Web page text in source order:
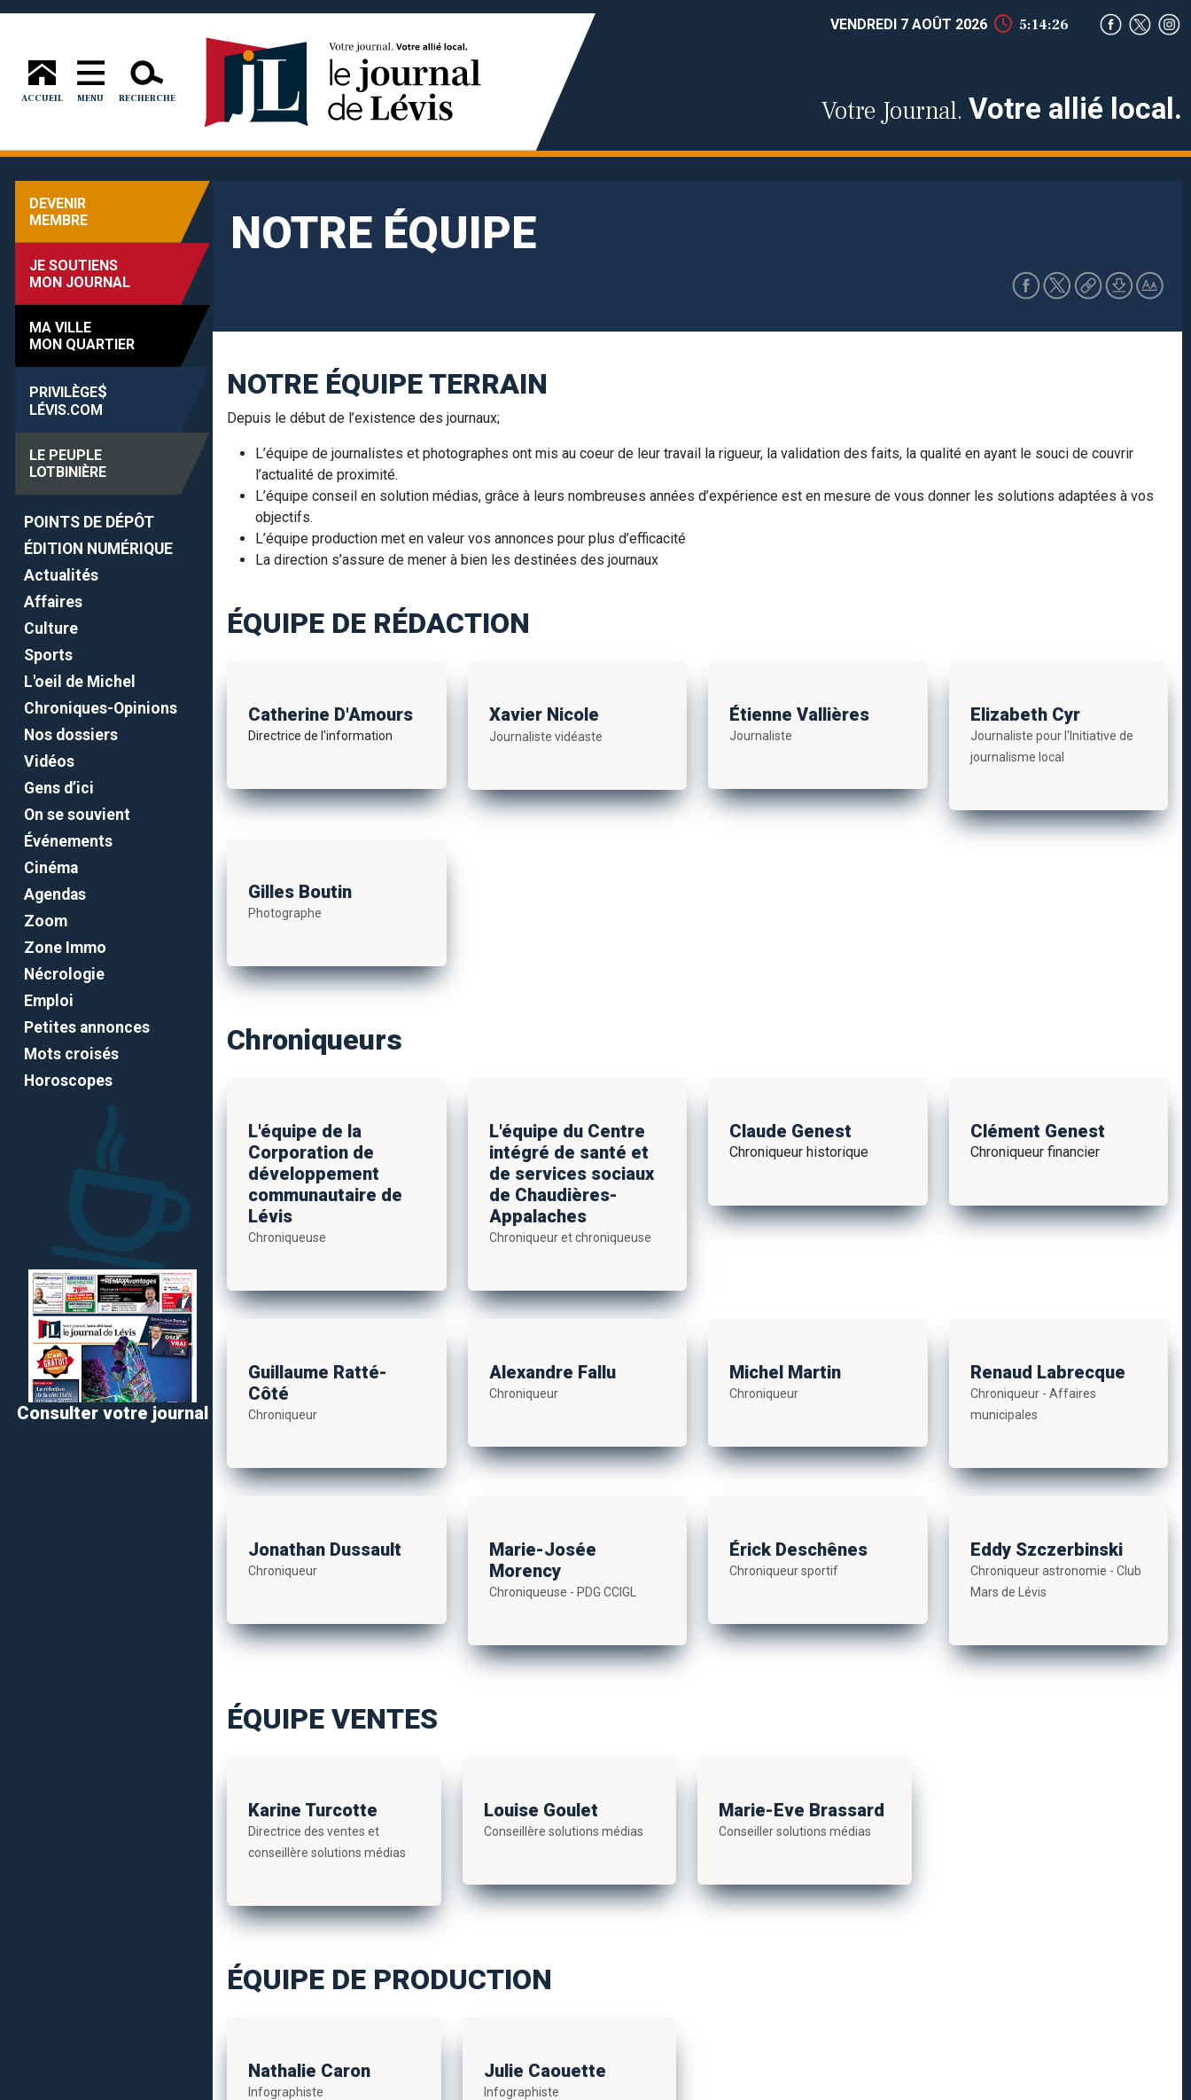
ACCUEIL MENU RECHERCHE
VENDREDI 7 AOÛT 2026 5:14:27
Votre Journal. Votre allié local.
DEVENIR
MEMBRE
JE SOUTIENS
MON JOURNAL
MA VILLE
MON QUARTIER
PRIVILÈGE$
LÉVIS.COM
LE PEUPLE
LOTBINIÈRE
POINTS DE DÉPÔT
ÉDITION NUMÉRIQUE
Actualités
Affaires
Culture
Sports
L'oeil de Michel
Chroniques-Opinions
Nos dossiers
Vidéos
Gens d’ici
On se souvient
Événements
Cinéma
Agendas
Zoom
Zone Immo
Nécrologie
Emploi
Petites annonces
Mots croisés
Horoscopes
Consulter votre journal
NOTRE ÉQUIPE
NOTRE ÉQUIPE TERRAIN
Depuis le début de l’existence des journaux;
L’équipe de journalistes et photographes ont mis au coeur de leur travail la rigueur, la validation des faits, la qualité en ayant le souci de couvrir
l’actualité de proximité.
L’équipe conseil en solution médias, grâce à leurs nombreuses années d’expérience est en mesure de vous donner les solutions adaptées à vos
objectifs.
L’équipe production met en valeur vos annonces pour plus d’efficacité
La direction s’assure de mener à bien les destinées des journaux
ÉQUIPE DE RÉDACTION
Catherine D'Amours
Directrice de l'information
Xavier Nicole
Journaliste vidéaste
Étienne Vallières
Journaliste
Elizabeth Cyr
Journaliste pour l'Initiative de
journalisme local
Gilles Boutin
Photographe
Chroniqueurs
L'équipe de la
Corporation de
développement
communautaire de
Lévis
Chroniqueuse
L'équipe du Centre
intégré de santé et
de services sociaux
de Chaudières-
Appalaches
Chroniqueur et chroniqueuse
Claude Genest
Chroniqueur historique
Clément Genest
Chroniqueur financier
Guillaume Ratté-
Côté
Chroniqueur
Alexandre Fallu
Chroniqueur
Michel Martin
Chroniqueur
Renaud Labrecque
Chroniqueur - Affaires
municipales
Jonathan Dussault
Chroniqueur
Marie-Josée
Morency
Chroniqueuse - PDG CCIGL
Érick Deschênes
Chroniqueur sportif
Eddy Szczerbinski
Chroniqueur astronomie - Club
Mars de Lévis
ÉQUIPE VENTES
Karine Turcotte
Directrice des ventes et
conseillère solutions médias
Louise Goulet
Conseillère solutions médias
Marie-Eve Brassard
Conseiller solutions médias
ÉQUIPE DE PRODUCTION
Nathalie Caron
Infographiste
Julie Caouette
Infographiste